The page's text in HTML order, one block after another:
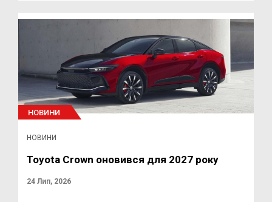
НОВИНИ
НОВИНИ
Toyota Crown оновився для 2027 року
24 Лип, 2026